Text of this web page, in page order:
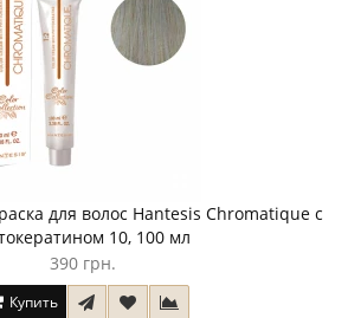
для волос Hantesis Chromatique с
10, 100 мл
390 грн.
Купить